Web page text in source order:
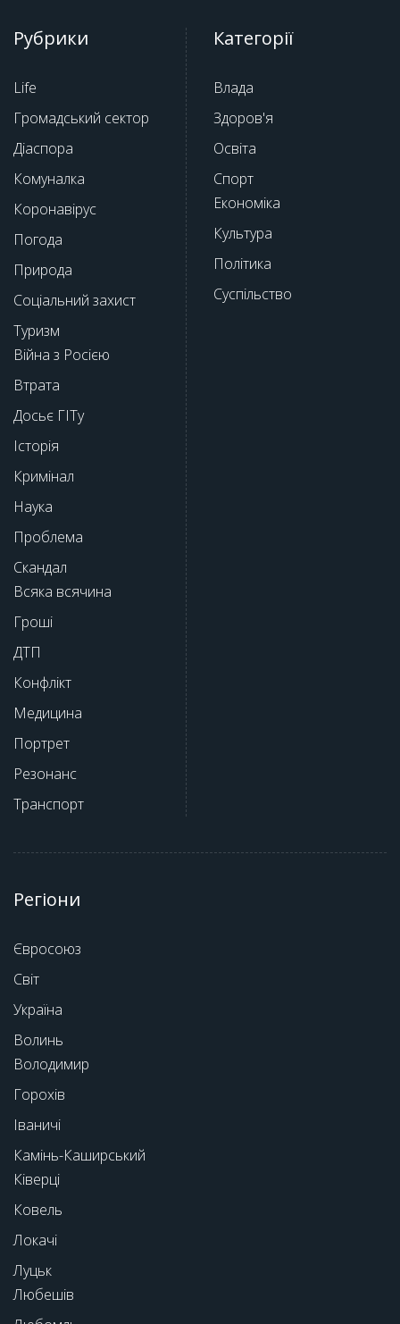
Рубрики
Life
Громадський сектор
Діаспора
Комуналка
Коронавірус
Погода
Природа
Соціальний захист
Туризм
Війна з Росією
Втрата
Досьє ГІТу
Історія
Кримінал
Наука
Проблема
Скандал
Всяка всячина
Гроші
ДТП
Конфлікт
Медицина
Портрет
Резонанс
Транспорт
Категорії
Влада
Здоров'я
Освіта
Спорт
Економіка
Культура
Політика
Суспільство
Регіони
Євросоюз
Світ
Україна
Волинь
Володимир
Горохів
Іваничі
Камінь-Каширський
Ківерці
Ковель
Локачі
Луцьк
Любешів